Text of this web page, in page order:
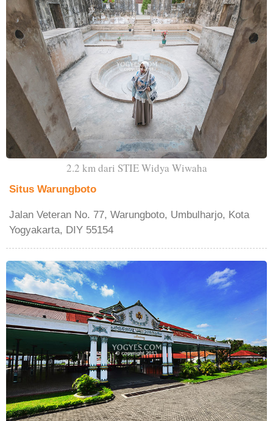
2.2 km dari STIE Widya Wiwaha
Situs Warungboto
Jalan Veteran No. 77, Warungboto, Umbulharjo, Kota
Yogyakarta, DIY 55154